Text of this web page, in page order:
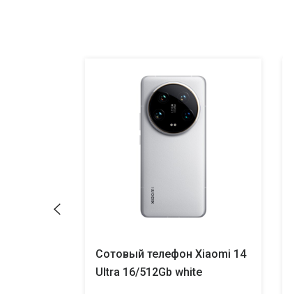
Сотовый телефон Xiaomi 14
Ultra 16/512Gb white